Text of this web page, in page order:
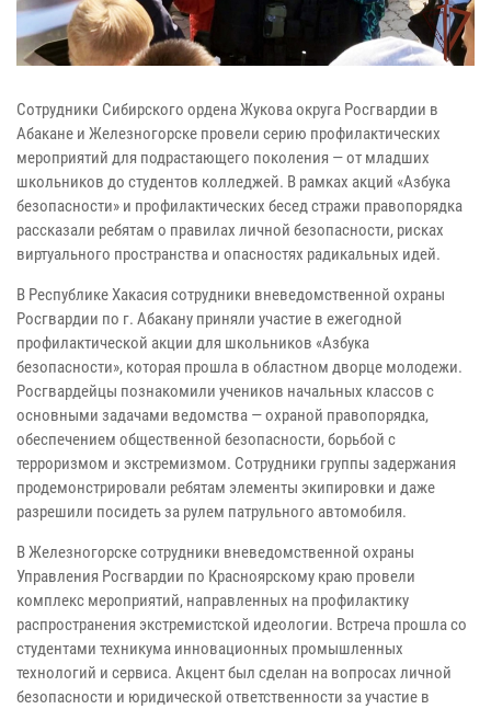
Сотрудники Сибирского ордена Жукова округа Росгвардии в
Абакане и Железногорске провели серию профилактических
мероприятий для подрастающего поколения — от младших
школьников до студентов колледжей. В рамках акций «Азбука
безопасности» и профилактических бесед стражи правопорядка
рассказали ребятам о правилах личной безопасности, рисках
виртуального пространства и опасностях радикальных идей.
В Республике Хакасия сотрудники вневедомственной охраны
Росгвардии по г. Абакану приняли участие в ежегодной
профилактической акции для школьников «Азбука
безопасности», которая прошла в областном дворце молодежи.
Росгвардейцы познакомили учеников начальных классов с
основными задачами ведомства — охраной правопорядка,
обеспечением общественной безопасности, борьбой с
терроризмом и экстремизмом. Сотрудники группы задержания
продемонстрировали ребятам элементы экипировки и даже
разрешили посидеть за рулем патрульного автомобиля.
В Железногорске сотрудники вневедомственной охраны
Управления Росгвардии по Красноярскому краю провели
комплекс мероприятий, направленных на профилактику
распространения экстремистской идеологии. Встреча прошла со
студентами техникума инновационных промышленных
технологий и сервиса. Акцент был сделан на вопросах личной
безопасности и юридической ответственности за участие в